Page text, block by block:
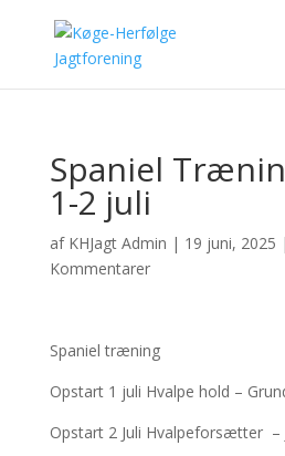
Spaniel
1-2 juli
af KHJagt Admin | 19 juni, 2025 |
Kommentarer
Spaniel træning
Opstart 1 juli Hvalpe hold –
Opstart 2 Juli Hvalpeforsætter